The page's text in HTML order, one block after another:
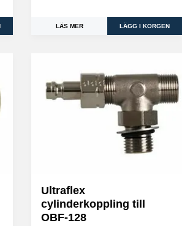
LÄS MER
Ultraflex
cylinderkoppling till
OBF-128